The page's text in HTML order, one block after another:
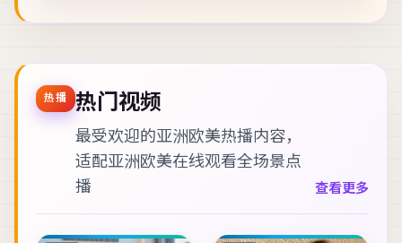
热播 热门视频
最受欢迎的亚洲欧美热播内容，
适配亚洲欧美在线观看全场景点
播
查看更多